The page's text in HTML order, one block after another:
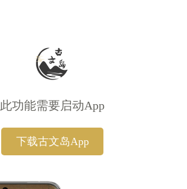
此功能需要启动App
下载古文岛App